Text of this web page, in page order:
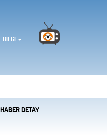
BILGI
HABER DETAY